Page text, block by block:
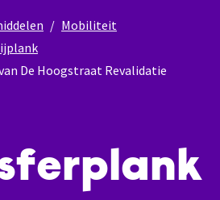
Mobiliteit
De Hoogstraat Revalidatie